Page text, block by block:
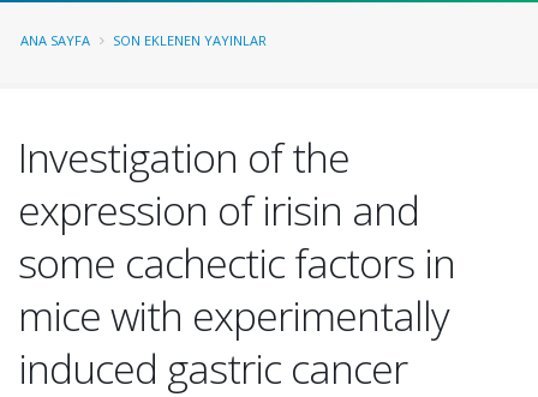
ANA SAYFA SON EKLENEN YAYINLAR
Investigation of the
expression of irisin and
some cachectic factors in
mice with experimentally
induced gastric cancer